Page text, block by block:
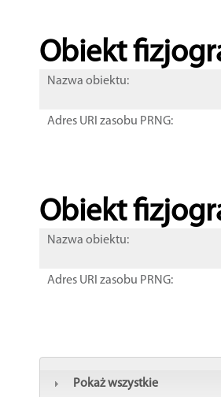
Obiekt
Nazwa obiektu:
Adres URI zasobu PRNG:
Obiekt
Nazwa obiektu:
Adres URI zasobu PRNG:
Pokaż wszystkie